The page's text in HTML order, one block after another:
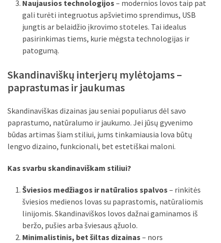
Naujausios technologijos – modernios lovos taip pat
gali turėti integruotus apšvietimo sprendimus, USB
jungtis ar belaidžio įkrovimo stoteles. Tai idealus
pasirinkimas tiems, kurie mėgsta technologijas ir
patogumą.
Skandinaviškų interjerų mylėtojams –
paprastumas ir jaukumas
Skandinaviškas dizainas jau seniai populiarus dėl savo
paprastumo, natūralumo ir jaukumo. Jei jūsų gyvenimo
būdas artimas šiam stiliui, jums tinkamiausia lova būtų
lengvo dizaino, funkcionali, bet estetiškai maloni.
Kas svarbu skandinaviškam stiliui?
Šviesios medžiagos ir natūralios spalvos – rinkitės
šviesios medienos lovas su paprastomis, natūraliomis
linijomis. Skandinaviškos lovos dažnai gaminamos iš
beržo, pušies arba šviesaus ąžuolo.
Minimalistinis, bet šiltas dizainas – nors